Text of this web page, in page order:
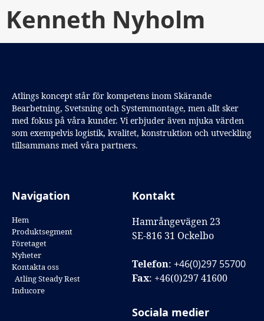
Kenneth Nyholm
Atlings koncept står för kompetens inom Skärande
Bearbetning, Svetsning och Systemmontage, men allt sker
med fokus på våra kunder. Vi erbjuder även mjuka värden
som exempelvis logistik, kvalitet, konstruktion och utveckling
tillsammans med våra partners.
Navigation
Hem
Produktsegment
Företaget
Nyheter
Kontakta oss
Atling Steady Rest
Inducore
Kontakt
Hamrångevägen 23
SE-816 31 Ockelbo
Telefon: +46(0)297 55700
Fax: +46(0)297 41600
Sociala medier